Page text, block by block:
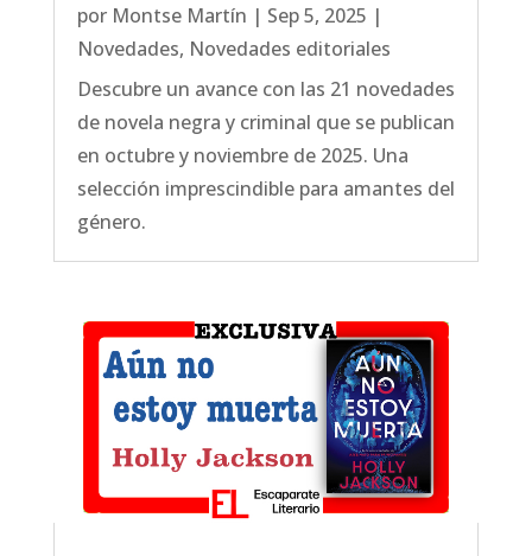
por Montse Martín | Sep 5, 2025 |
Novedades, Novedades editoriales
Descubre un avance con las 21 novedades
de novela negra y criminal que se publican
en octubre y noviembre de 2025. Una
selección imprescindible para amantes del
género.